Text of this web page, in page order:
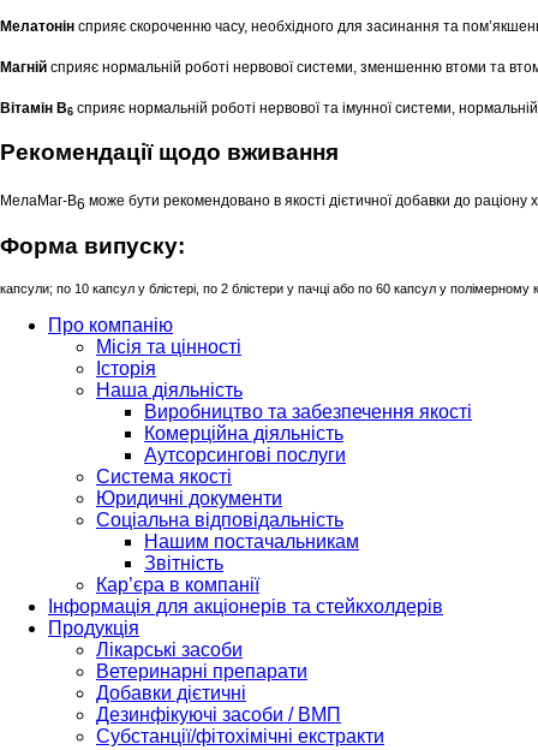
Мелатонін сприяє скороченню часу, необхідного для засинання та
Магній сприяє нормальній роботі нервової системи, зменшенню втоми та
Вітамін В6 сприяє нормальній роботі нервової та імунної системи,
Рекомендації щодо вживання
МелаМаг-В6 може бути рекомендовано в якості дієтичної добавки до
Форма випуску:
капсули; по 10 капсул у блістері, по 2 блістери у пачці або по 60 капсул у
Про компанію
Місія та цінності
Історія
Наша діяльність
Виробництво та забезпечення якості
Комерційна діяльність
Аутсорсингові послуги
Система якості
Юридичні документи
Соціальна відповідальність
Нашим постачальникам
Звітність
Кар’єра в компанії
Інформація для акціонерів та стейкхолдерів
Продукція
Лікарські засоби
Ветеринарні препарати
Добавки дієтичні
Дезинфікуючі засоби / ВМП
Субстанції/фітохімічні екстракти